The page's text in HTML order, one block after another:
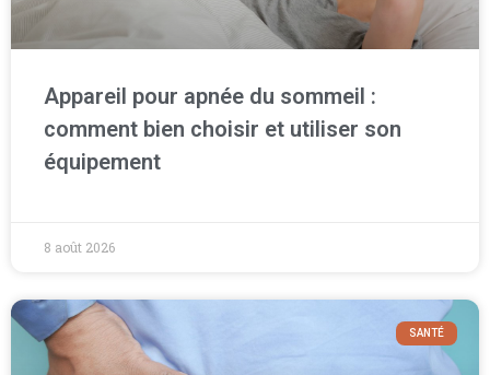
Appareil pour apnée du sommeil :
comment bien choisir et utiliser son
équipement
8 août 2026
SANTÉ